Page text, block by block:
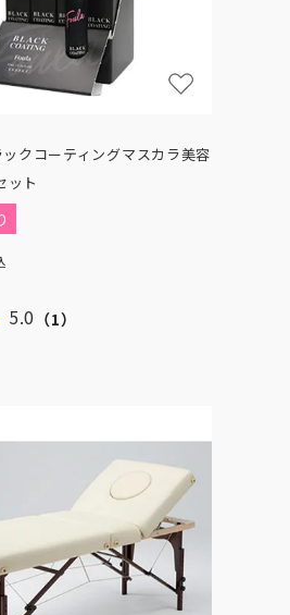
ックコーティングマスカラ美容
ット
5.0 （1）